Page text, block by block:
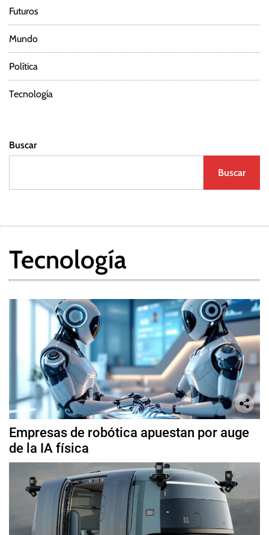
Futuros
Mundo
Política
Tecnología
Buscar
Buscar
Tecnología
Empresas de robótica apuestan por auge
de la IA física